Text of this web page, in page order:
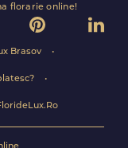
florarie online!
Brasov